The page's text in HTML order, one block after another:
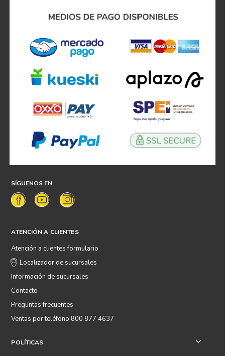
SÍGUENOS EN
ATENCIÓN A CLIENTES
Atención a clientes formulario
Localizador de sucursales
Información de sucursales
Contacto
Preguntas frecuentes
Ventas por teléfono 800 877 4637
POLÍTICAS +